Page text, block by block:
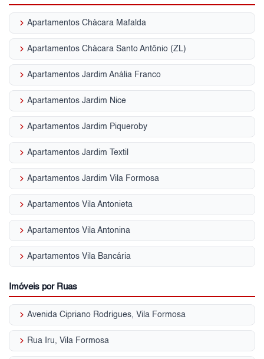
keyboard_arrow_right Apartamentos Chácara Mafalda
keyboard_arrow_right Apartamentos Chácara Santo Antônio (ZL)
keyboard_arrow_right Apartamentos Jardim Anália Franco
keyboard_arrow_right Apartamentos Jardim Nice
keyboard_arrow_right Apartamentos Jardim Piqueroby
keyboard_arrow_right Apartamentos Jardim Textil
keyboard_arrow_right Apartamentos Jardim Vila Formosa
keyboard_arrow_right Apartamentos Vila Antonieta
keyboard_arrow_right Apartamentos Vila Antonina
keyboard_arrow_right Apartamentos Vila Bancária
Imóveis por Ruas
keyboard_arrow_right Avenida Cipriano Rodrigues, Vila Formosa
keyboard_arrow_right Rua Iru, Vila Formosa